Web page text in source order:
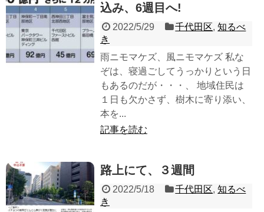
込み、6週目へ!
2022/5/29 千代田区,知るべ
き
雨ニモマケズ、風ニモマケズ 私な
ぞは、寝過ごしてうっかりという日
もあるのだが・・・、 地域住民は
１日も欠かさず、樹木に寄り添い、
本を...
記事を読む
路上にて、３週間
2022/5/18 千代田区,知るべ
き